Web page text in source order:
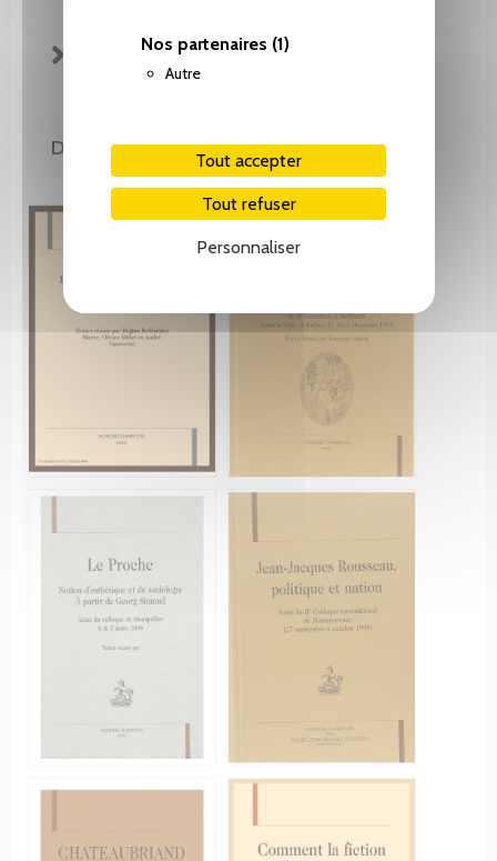
Nos partenaires (1)
Autre
Tout accepter
Tout refuser
Personnaliser
FICHE TECHNIQUE
DE LA MÊME COLLECTION